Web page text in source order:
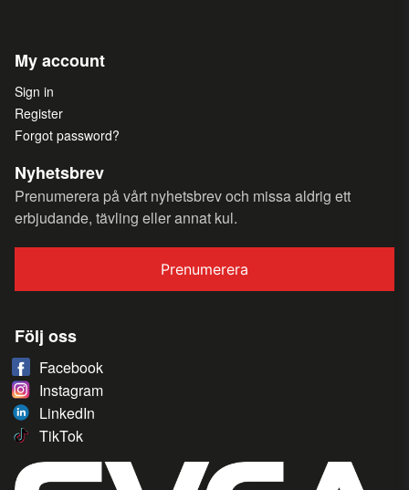
My account
Sign in
Register
Forgot password?
Nyhetsbrev
Prenumerera på vårt nyhetsbrev och missa aldrig ett
erbjudande, tävling eller annat kul.
Prenumerera
Följ oss
Facebook
Instagram
LinkedIn
TikTok